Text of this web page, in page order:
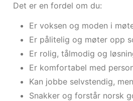
Det er en fordel om du:
Er voksen og moden i
Er pålitelig og møter opp
Er rolig, tålmodig og
Er komfortabel med
Kan jobbe selvstendig,
Snakker og forstår norsk